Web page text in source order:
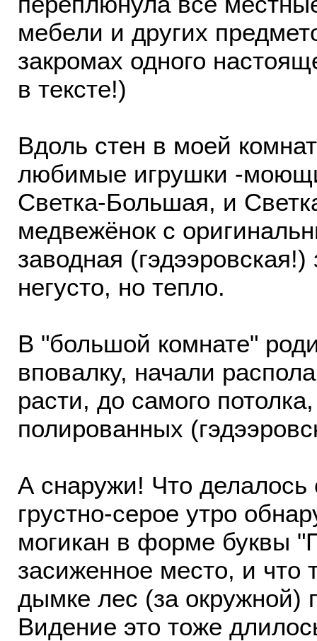
мебели и других
закромах одного
в тексте!)
Вдоль стен в моей
любимые игрушки -
Светка-Большая, и
медвежёнок с
заводная
негусто, но тепло.
В "большой комнате"
вповалку, начали
расти, до самого
полированных
А снаружи! Что
грустно-серое утро
могикан в форме буквы
засиженное место, и
дымке лес (за окружной)
Видение это тоже